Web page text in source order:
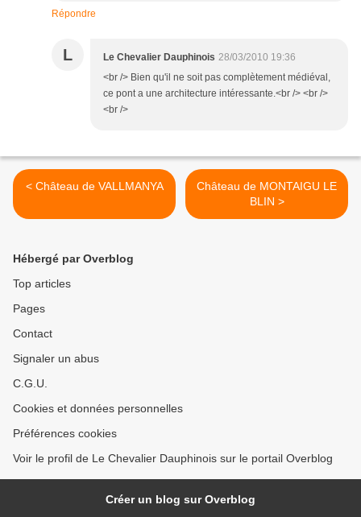
Répondre
L Le Chevalier Dauphinois 28/03/2010 19:36
<br /> Bien qu'il ne soit pas complètement médiéval,
ce pont a une architecture intéressante.<br /> <br />
<br />
< Château de VALLMANYA
Château de MONTAIGU LE
BLIN >
Hébergé par Overblog
Top articles
Pages
Contact
Signaler un abus
C.G.U.
Cookies et données personnelles
Préférences cookies
Voir le profil de Le Chevalier Dauphinois sur le portail Overblog
Créer un blog sur Overblog